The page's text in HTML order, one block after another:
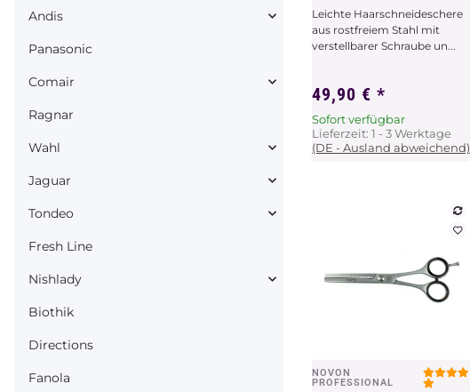
Leichte Haarschneideschere
aus rostfreiem Stahl mit
verstellbarer Schraube un...
49,90 € *
Sofort verfügbar
Lieferzeit: 1 - 3 Werktage
(DE - Ausland abweichend)
Vorschau
NOVON
PROFESSIONAL
Andis
Panasonic
Comair
Ragnar
Wahl
Jaguar
Tondeo
Fresh Line
Nishlady
Biothik
Directions
Fanola